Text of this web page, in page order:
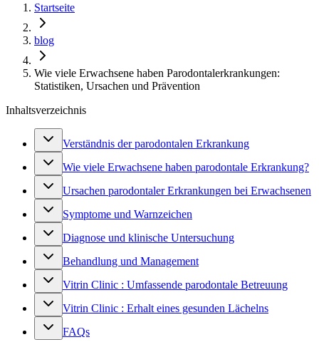
Startseite
blog
Wie viele Erwachsene haben Parodontalerkrankungen:
Statistiken, Ursachen und Prävention
Inhaltsverzeichnis
Verständnis der parodontalen Erkrankung
Wie viele Erwachsene haben parodontale Erkrankung?
Ursachen parodontaler Erkrankungen bei Erwachsenen
Symptome und Warnzeichen
Diagnose und klinische Untersuchung
Behandlung und Management
Vitrin Clinic : Umfassende parodontale Betreuung
Vitrin Clinic : Erhalt eines gesunden Lächelns
FAQs